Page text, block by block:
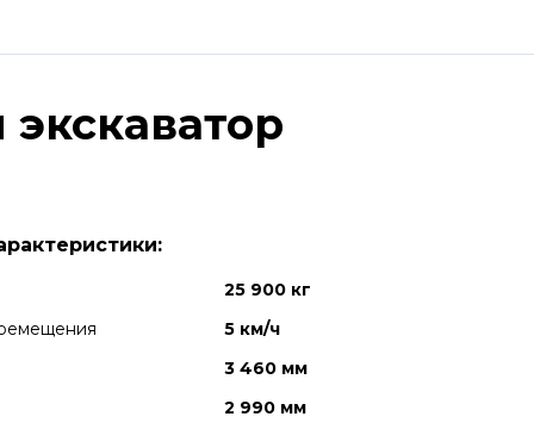
25 900 кг
5 км/ч
3 460 мм
2 990 мм